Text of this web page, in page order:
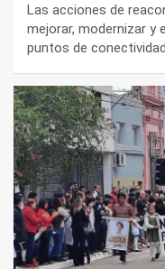
Las acciones de
mejorar, modernizar y
puntos de